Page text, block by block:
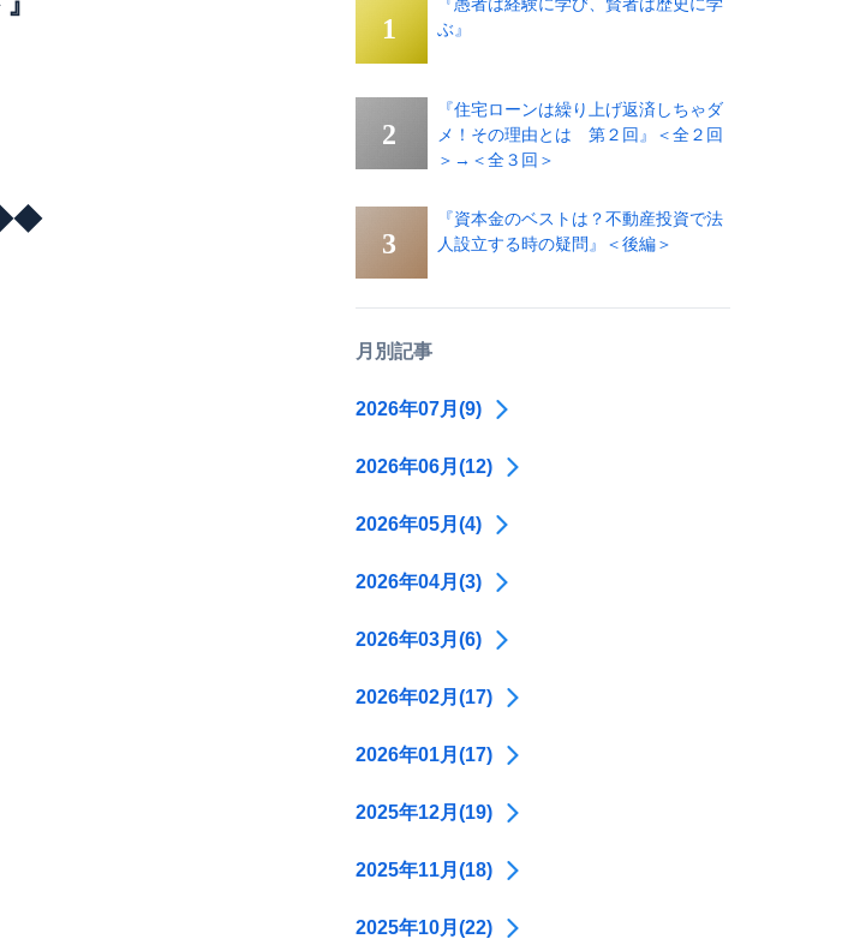
◆◆
ぶ』
『住宅ローンは繰り上げ返済しちゃダ
メ！その理由とは 第２回』＜全２回
＞→＜全３回＞
『資本金のベストは？不動産投資で法
人設立する時の疑問』＜後編＞
月別記事
2026年07月(9)
2026年06月(12)
2026年05月(4)
2026年04月(3)
2026年03月(6)
2026年02月(17)
2026年01月(17)
2025年12月(19)
2025年11月(18)
2025年10月(22)